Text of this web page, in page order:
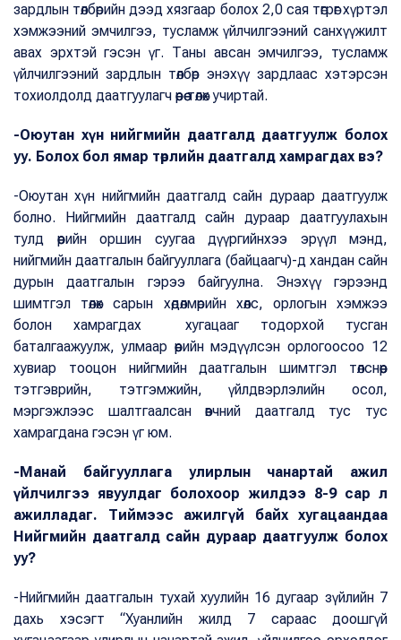
зардлын төлбөрийн дээд хязгаар болох 2,0 сая төгрөг хүртэл
хэмжээний эмчилгээ, тусламж үйлчилгээний санхүүжилт
авах эрхтэй гэсэн үг. Таны авсан эмчилгээ, тусламж
үйлчилгээний зардлын төлбөр энэхүү зардлаас хэтэрсэн
тохиолдолд даатгуулагч өөрөө төлөх учиртай.
-Оюутан хүн нийгмийн даатгалд даатгуулж болох
уу. Болох бол ямар төрлийн даатгалд хамрагдах вэ?
-Оюутан хүн нийгмийн даатгалд сайн дураар даатгуулж
болно. Нийгмийн даатгалд сайн дураар даатгуулахын
тулд өөрийн оршин суугаа дүүргийнхээ эрүүл мэнд,
нийгмийн даатгалын байгууллага (байцаагч)-д хандан сайн
дурын даатгалын гэрээ байгуулна. Энэхүү гэрээнд
шимтгэл төлөх сарын хөдөлмөрийн хөлс, орлогын хэмжээ
болон хамрагдах хугацааг тодорхой тусган
баталгаажуулж, улмаар өөрийн мэдүүлсэн орлогоосоо 12
хувиар тооцон нийгмийн даатгалын шимтгэл төлснөөр
тэтгэврийн, тэтгэмжийн, үйлдвэрлэлийн осол,
мэргэжлээс шалтгаалсан өвчний даатгалд тус тус
хамрагдана гэсэн үг юм.
-Манай байгууллага улирлын чанартай ажил
үйлчилгээ явуулдаг болохоор жилдээ 8-9 сар л
ажилладаг. Тиймээс ажилгүй байх хугацаандаа
Нийгмийн даатгалд сайн дураар даатгуулж болох
уу?
-Нийгмийн даатгалын тухай хуулийн 16 дугаар зүйлийн 7
дахь хэсэгт “Хуанлийн жилд 7 сараас доошгүй